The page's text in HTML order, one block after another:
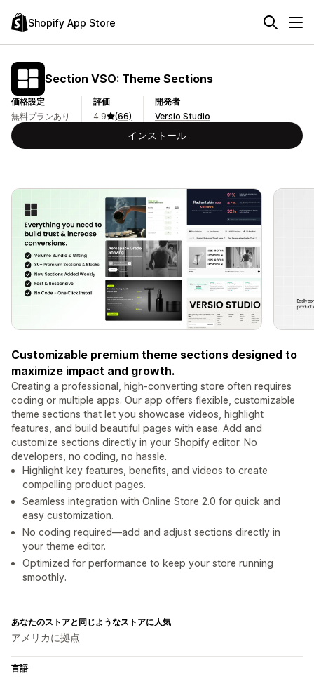
Shopify App Store
Section VSO: Theme Sections
価格設定
無料プランあり
評価
4.9
(66)
開発者
Versio Studio
インストール
Customizable premium theme sections designed to
maximize impact and growth.
Creating a professional, high-converting store often requires
coding or multiple apps. Our app offers flexible, customizable
theme sections that let you showcase videos, highlight
features, and build beautiful pages with ease. Add and
customize sections directly in your Shopify editor. No
developers, no coding, no hassle.
Highlight key features, benefits, and videos to create
compelling product pages.
Seamless integration with Online Store 2.0 for quick and
easy customization.
No coding required—add and adjust sections directly in
your theme editor.
Optimized for performance to keep your store running
smoothly.
あなたのストアと同じようなストアに人気
アメリカに拠点
言語